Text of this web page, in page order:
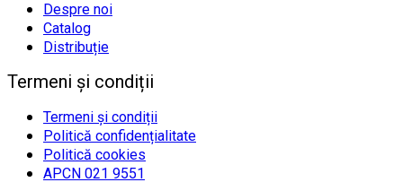
Despre noi
Catalog
Distribuție
Termeni și condiții
Termeni și condiții
Politică confidențialitate
Politică cookies
APCN 021 9551